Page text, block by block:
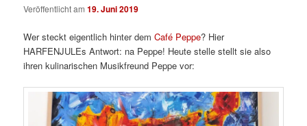
Veröffentlicht am19. Juni 2019
Wer steckt eigentlich hinter demCafé Peppe? Hier
HARFENJULEs Antwort: na Peppe! Heute stelle stellt sie also
ihren kulinarischen Musikfreund Peppe vor: